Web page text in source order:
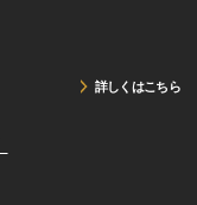
詳しくはこちら